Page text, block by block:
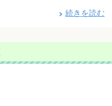
続きを読む